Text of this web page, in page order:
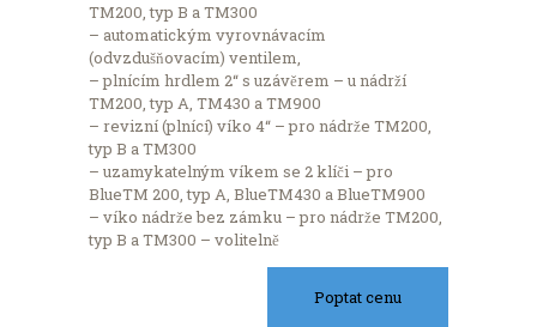
TM200, typ B a TM300
– automatickým vyrovnávacím
(odvzdušňovacím) ventilem,
– plnícím hrdlem 2“ s uzávěrem – u nádrží
TM200, typ A, TM430 a TM900
– revizní (plnící) víko 4“ – pro nádrže TM200,
typ B a TM300
– uzamykatelným víkem se 2 klíči – pro
BlueTM 200, typ A, BlueTM430 a BlueTM900
– víko nádrže bez zámku – pro nádrže TM200,
typ B a TM300 – volitelně
Poptat cenu